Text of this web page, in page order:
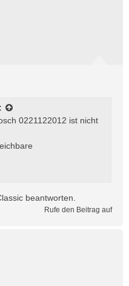
0221122012 ist nicht
beantworten.
Rufe den Beitrag auf